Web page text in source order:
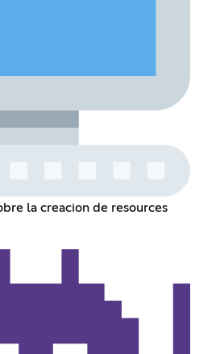
la creacion de resources